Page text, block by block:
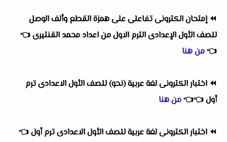
⏪إمتحان الكترونى تفاعلى على همزة القطع وألف الوصل
للصف الأول الإعدادى الترم الاول من اعداد محمد القنتيرى👈
👈من هنا
⏪ اختبار الكترونى لغة عربية (نحو) للصف الأول الاعدادى ترم
أول👈
👈من هنا
⏪ اختبار الكترونى لغة عربية للصف الأول الاعدادى ترم أول👈